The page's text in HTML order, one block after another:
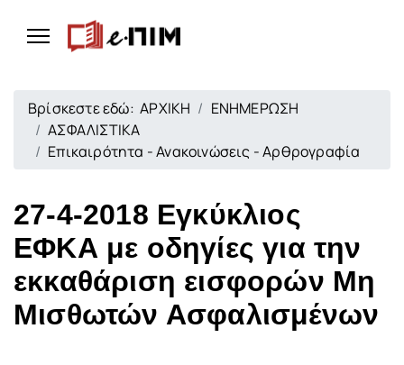
Βρίσκεστε εδώ:ΑΡΧΙΚΗ
ΕΝΗΜΕΡΩΣΗ
ΑΣΦΑΛΙΣΤΙΚΑ
Επικαιρότητα - Ανακοινώσεις - Αρθρογραφία
27-4-2018 Εγκύκλιος
ΕΦΚΑ με οδηγίες για την
εκκαθάριση εισφορών Μη
Μισθωτών Ασφαλισμένων